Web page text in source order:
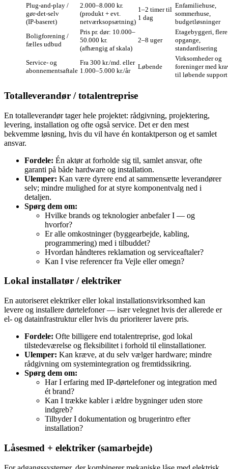
Plug‑and‑play /
gør‑det‑selv
(IP‑baseret)
2.000–8.000 kr.
(produkt + evt.
netværksopsætning)
1–2 timer til
1 dag
Enfamiliehuse,
sommerhuse,
budgetløsninger
Boligforening /
fælles udbud
Pris pr. dør: 10.000–
50.000 kr.
(afhængig af skala)
2–8 uger
Etagebyggeri, flere
opgange,
standardisering
Service‑ og
abonnementsaftale
Fra 300 kr./md. eller
1.000–5.000 kr./år
Løbende
Virksomheder og
foreninger med
til løbende support
Totalleverandør / totalentreprise
En totalleverandør tager hele projektet: rådgivning, projektering,
levering, installation og ofte også service. Det er den mest
bekvemme løsning, hvis du vil have én kontaktperson og et samlet
ansvar.
Fordele: Én aktør at forholde sig til, samlet ansvar, ofte
garanti på både hardware og installation.
Ulemper: Kan være dyrere end at sammensætte leverandører
selv; mindre mulighed for at styre komponentvalg ned i
detaljen.
Spørg dem om:
Hvilke brands og teknologier anbefaler I — og
hvorfor?
Er alle omkostninger (byggearbejde, kabling,
programmering) med i tilbuddet?
Hvordan håndteres reklamation og serviceaftaler?
Kan I vise referencer fra Vejle eller omegn?
Lokal installatør / elektriker
En autoriseret elektriker eller lokal installationsvirksomhed kan
levere og installere dørtelefoner — især velegnet hvis der allerede er
el‑ og datainfrastruktur eller hvis du prioriterer lavere pris.
Fordele: Ofte billigere end totalentreprise, god lokal
tilstedeværelse og fleksibilitet i forhold til elinstallationer.
Ulemper: Kan kræve, at du selv vælger hardware; mindre
rådgivning om systemintegration og fremtidssikring.
Spørg dem om:
Har I erfaring med IP‑dørtelefoner og integration med
ét brand?
Kan I trække kabler i ældre bygninger uden store
indgreb?
Tilbyder I dokumentation og brugerintro efter
installation?
Låsesmed + elektriker (samarbejde)